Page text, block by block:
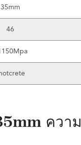
35mm
46
ความ